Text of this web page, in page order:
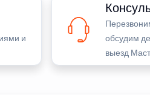
и
обсудим
выезд